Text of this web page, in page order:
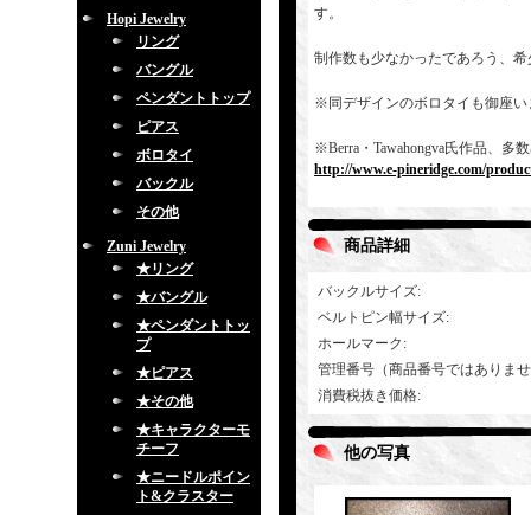
Hopi Jewelry
リング
バングル
ペンダントトップ
ピアス
ボロタイ
バックル
その他
Zuni Jewelry
★リング
★バングル
★ペンダントトッ
プ
★ピアス
★その他
★キャラクターモ
チーフ
★ニードルポイン
ト&クラスター
す。
制作数も少なかったであろう、
※同デザインのボロタイも御座
※Berra・Tawahongva氏作品、多
http://www.e-pineridge.com/
商品詳細
バックルサイズ:
ベルトピン幅サイズ:
ホールマーク :
管理番号（商品番号ではありま
消費税抜き価格:
他の写真